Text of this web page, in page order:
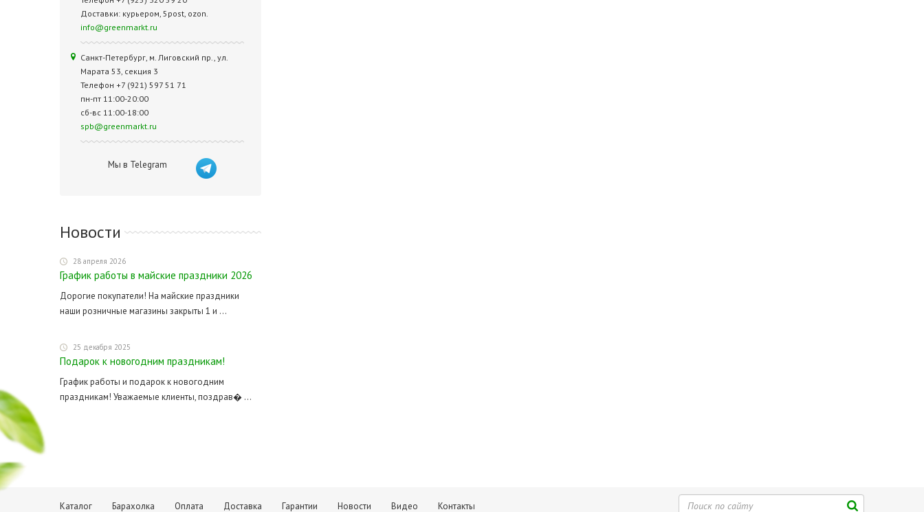
Доставки: курьером, 5post, ozon.
info@greenmarkt.ru
Санкт-Петербург, м. Лиговский пр., ул.
Марата 53, секция 3
Телефон +7 (921) 597 51 71
пн-пт 11:00-20:00
сб-вс 11:00-18:00
spb@greenmarkt.ru
Мы в Telegram
Новости
28 апреля 2026
График работы в майские праздники 2026
Дорогие покупатели! На майские праздники
наши розничные магазины закрыты 1 и ...
25 декабря 2025
Подарок к новогодним праздникам!
График работы и подарок к новогодним
праздникам! Уважаемые клиенты, поздрав� ...
Каталог Барахолка Оплата Доставка Гарантии Новости Видео Контакты